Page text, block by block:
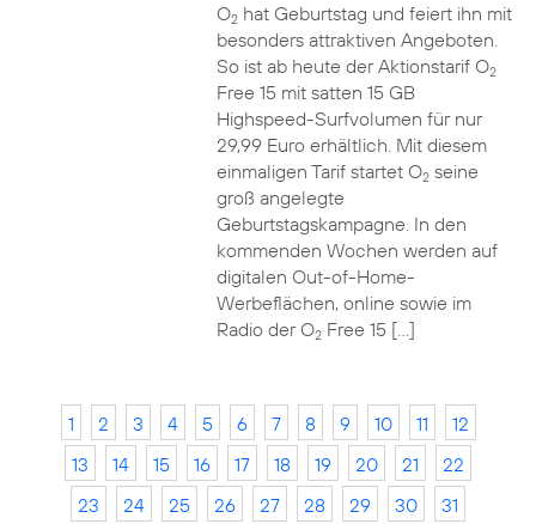
O2hat Geburtstag und feiert ihn mit
besonders attraktiven Angeboten.
So ist ab heute der Aktionstarif O2
Free 15 mit satten 15 GB
Highspeed-Surfvolumen für nur
29,99 Euro erhältlich. Mit diesem
einmaligen Tarif startet O2seine
groß angelegte
Geburtstagskampagne. In den
kommenden Wochen werden auf
digitalen Out-of-Home-
Werbeflächen, online sowie im
Radio der O2Free 15 […]
1 2 3 4 5 6 7 8 9 10 11
12
13
14 15 16 17 18 19 20 21
22
23
24 25 26 27 28 29 30
31